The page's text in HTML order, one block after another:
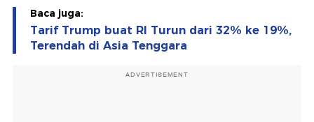
Baca juga:
Tarif Trump buat RI Turun dari 32% ke 19%,
Terendah di Asia Tenggara
ADVERTISEMENT